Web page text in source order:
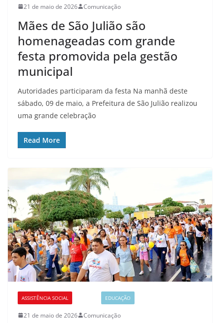
21 de maio de 2026 Comunicação
Mães de São Julião são
homenageadas com grande
festa promovida pela gestão
municipal
Autoridades participaram da festa Na manhã deste
sábado, 09 de maio, a Prefeitura de São Julião realizou
uma grande celebração
Read More
ASSISTÊNCIA SOCIAL EDUCAÇÃO
21 de maio de 2026 Comunicação